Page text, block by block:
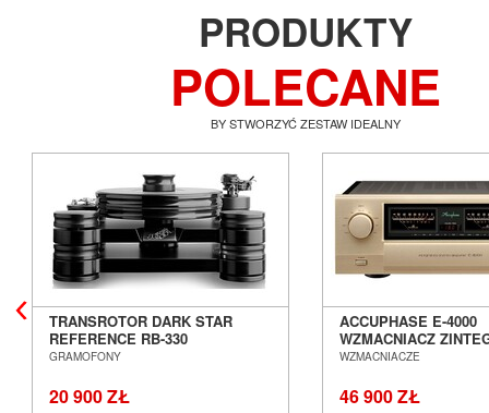
PRODUKTY
POLECANE
BY STWORZYĆ ZESTAW IDEALNY
TRANSROTOR DARK STAR
REFERENCE RB-330
GRAMOFON ANALOGOWY
GRAMOFONY
20 900 ZŁ
ACCUPHASE E-4000
WZMACNIACZ
SALON POZNAŃ
WZMACNIACZE
46 900 ZŁ